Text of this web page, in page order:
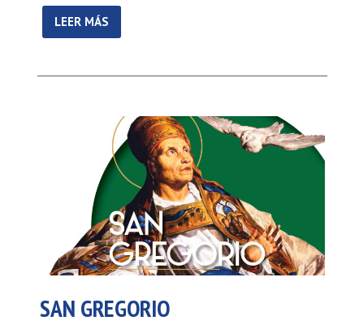
LEER MÁS
SAN GREGORIO